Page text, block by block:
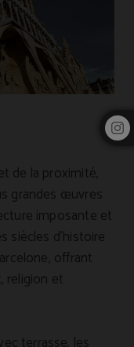
de la proximité,
grandes œuvres
imposante et
siècles d’histoire
offrant
religion et